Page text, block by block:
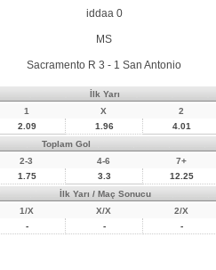
iddaa 0
MS
Sacramento R 3 - 1 San Antonio
İlk Yarı
1 X 2
2.09 1.96 4.01
Toplam Gol
2-3 4-6 7+
1.75 3.3 12.25
İlk Yarı / Maç Sonucu
1/X X/X 2/X
- - -